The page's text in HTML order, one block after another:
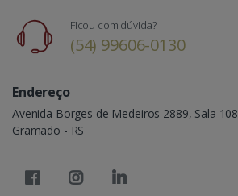
Ficou com dúvida?
(54) 99606-0130
Endereço
Avenida Borges de Medeiros 2889, Sala 108
Gramado - RS